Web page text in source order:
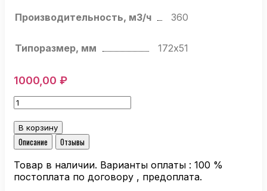
Производительность, м3/ч 360
Типоразмер, мм 172х51
1000,00 ₽
Количество
товара
Компактный
вентилятор
Ebmpapst
6312/2
MP-
204
В корзину
Описание
Отзывы
Товар в наличии. Варианты оплаты : 100 %
постоплата по договору , предоплата.